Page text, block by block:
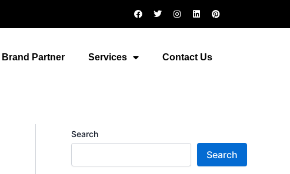
F
a
o
T
w
I
n
r
L
i
i
P
i
Brand Partner Services Contact Us
Search
Search